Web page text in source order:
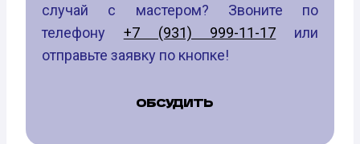
случай с мастером? Звоните по
телефону +7 (931) 999-11-17 или
отправьте заявку по кнопке!
ОБСУДИТЬ